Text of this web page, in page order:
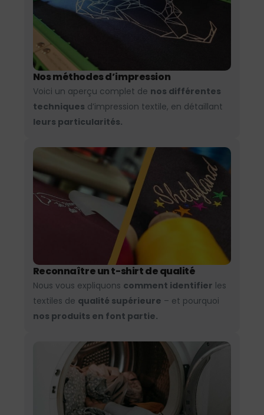
Nos méthodes d’impression
Voici un aperçu complet de nos différentes
techniques d’impression textile, en détaillant
leurs particularités.
Reconnaître un t-shirt de qualité
Nous vous expliquons comment identifier les
textiles de qualité supérieure – et pourquoi
nos produits en font partie.